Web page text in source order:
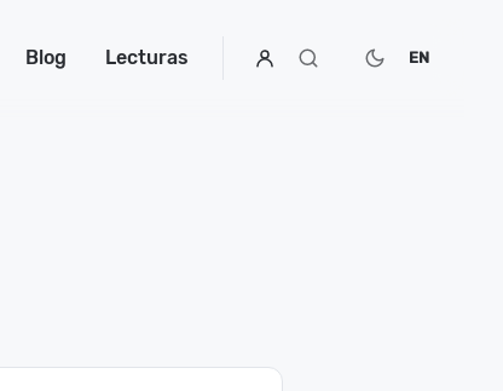
Blog Lecturas EN